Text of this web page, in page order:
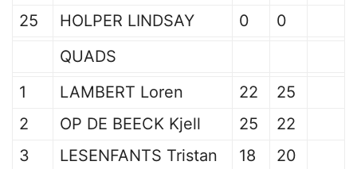
25
HOLPER LINDSAY 0
0
QUADS
1
LAMBERT Loren 22
25
2
OP DE BEECK Kjell 25
22
3
LESENFANTS Tristan 18
20